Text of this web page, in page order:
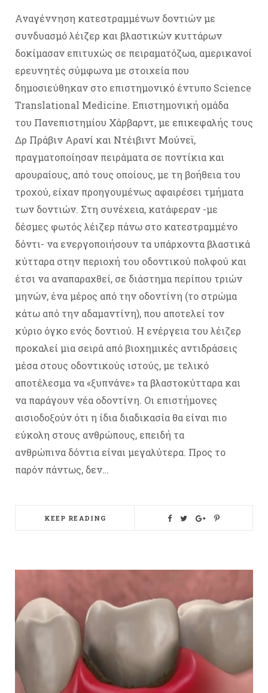
Αναγέννηση κατεστραμμένων δοντιών με
συνδυασμό λέιζερ και βλαστικών κυττάρων
δοκίμασαν επιτυχώς σε πειραματόζωα, αμερικανοί
ερευνητές σύμφωνα με στοιχεία που
δημοσιεύθηκαν στο επιστημονικό έντυπο Science
Translational Medicine. Επιστημονική ομάδα
του Πανεπιστημίου Χάρβαρντ, με επικεφαλής τους
Δρ Πράβιν Αρανί και Ντέιβιντ Μούνεϊ,
πραγματοποίησαν πειράματα σε ποντίκια και
αρουραίους, από τους οποίους, με τη βοήθεια του
τροχού, είχαν προηγουμένως αφαιρέσει τμήματα
των δοντιών. Στη συνέχεια, κατάφεραν -με
δέσμες φωτός λέιζερ πάνω στο κατεστραμμένο
δόντι- να ενεργοποιήσουν τα υπάρχοντα βλαστικά
κύτταρα στην περιοχή του οδοντικού πολφού και
έτσι να αναπαραχθεί, σε διάστημα περίπου τριών
μηνών, ένα μέρος από την οδοντίνη (το στρώμα
κάτω από την αδαμαντίνη), που αποτελεί τον
κύριο όγκο ενός δοντιού. Η ενέργεια του λέιζερ
προκαλεί μια σειρά από βιοχημικές αντιδράσεις
μέσα στους οδοντικούς ιστούς, με τελικό
αποτέλεσμα να «ξυπνάνε» τα βλαστοκύτταρα και
να παράγουν νέα οδοντίνη. Οι επιστήμονες
αισιοδοξούν ότι η ίδια διαδικασία θα είναι πιο
εύκολη στους ανθρώπους, επειδή τα
ανθρώπινα δόντια είναι μεγαλύτερα. Προς το
παρόν πάντως, δεν…
KEEP READING